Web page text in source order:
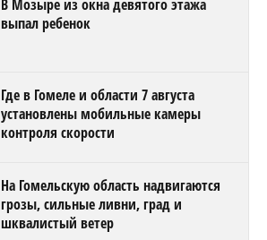
В Мозыре из окна девятого этажа
выпал ребенок
Где в Гомеле и области 7 августа
установлены мобильные камеры
контроля скорости
На Гомельскую область надвигаются
грозы, сильные ливни, град и
шквалистый ветер